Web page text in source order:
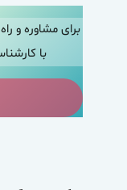
برای مشاوره و
با